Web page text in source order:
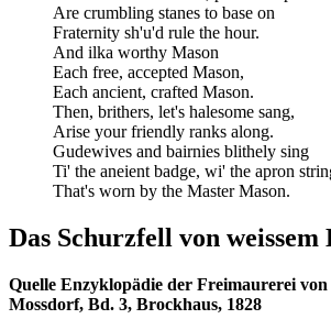
Are crumbling stanes to base on
Fraternity sh'u'd rule the hour.
And ilka worthy Mason
Each free, accepted Mason,
Each ancient, crafted Mason.
Then, brithers, let's halesome sang,
Arise your friendly ranks along.
Gudewives and bairnies blithely sing
Ti' the aneient badge, wi' the apron
That's worn by the Master Mason.
Das Schurzfell von weissem
Quelle Enzyklopädie der Freimaurerei von
Mossdorf, Bd. 3, Brockhaus, 1828